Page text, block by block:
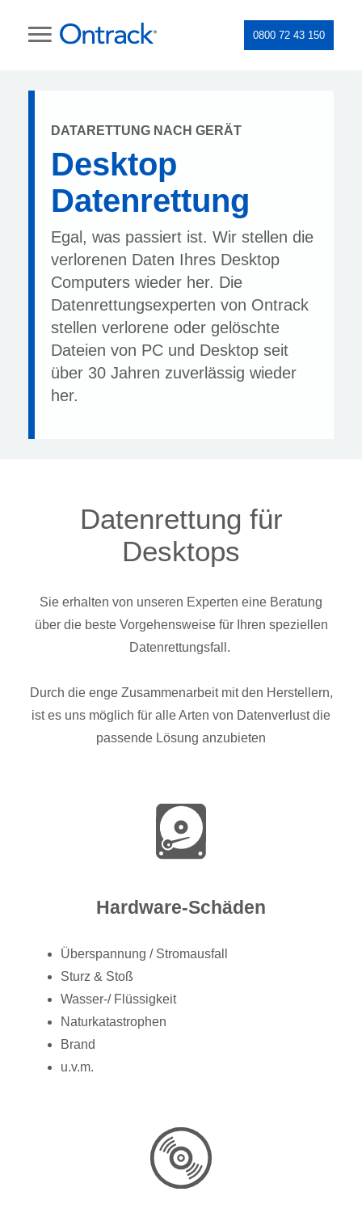
0800 72 43 150
DATARETTUNG NACH GERÄT
Desktop
Datenrettung
Egal, was passiert ist. Wir stellen die
verlorenen Daten Ihres Desktop
Computers wieder her. Die
Datenrettungsexperten von Ontrack
stellen verlorene oder gelöschte
Dateien von PC und Desktop seit
über 30 Jahren zuverlässig wieder
her.
Datenrettung für
Desktops
Sie erhalten von unseren Experten eine Beratung
über die beste Vorgehensweise für Ihren speziellen
Datenrettungsfall.
Durch die enge Zusammenarbeit mit den Herstellern,
ist es uns möglich für alle Arten von Datenverlust die
passende Lösung anzubieten
Hardware-Schäden
Überspannung / Stromausfall
Sturz & Stoß
Wasser-/ Flüssigkeit
Naturkatastrophen
Brand
u.v.m.